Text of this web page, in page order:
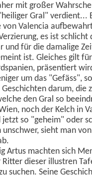
mit großer
Gral" verdient...
Valencia
es ist schlicht
und für die damalige
ist. Gleiches gilt
präsentiert
um das "Gefäss",
darum, die
den Gral so
noch der Kelch in
so "geheim" oder
sieht man
Artus machten sich
dieser illustren
suchen. Seine